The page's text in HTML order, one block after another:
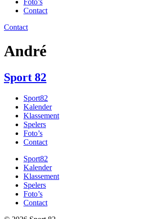
Contact
Contact
André
Sport 82
Sport82
Kalender
Klassement
Spelers
Foto’s
Contact
Sport82
Kalender
Klassement
Spelers
Foto’s
Contact